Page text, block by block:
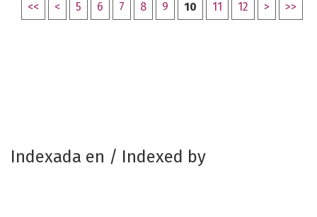
<< < 5 6 7 8 9 10 11 12 > >>
Indexada en / Indexed by